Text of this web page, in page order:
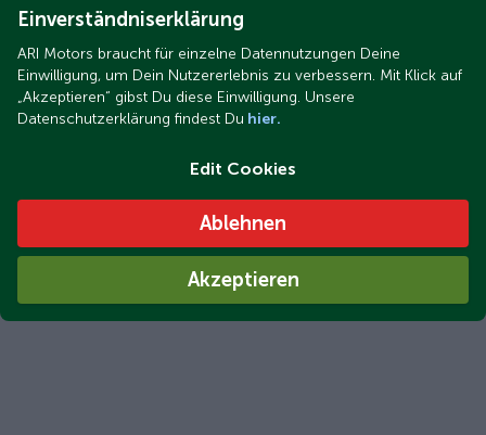
Einverständniserklärung
ARI Motors braucht für einzelne Datennutzungen Deine
Einwilligung, um Dein Nutzererlebnis zu verbessern. Mit Klick auf
„Akzeptieren“ gibst Du diese Einwilligung. Unsere
Datenschutzerklärung findest Du hier.
Edit Cookies
Ablehnen
Akzeptieren